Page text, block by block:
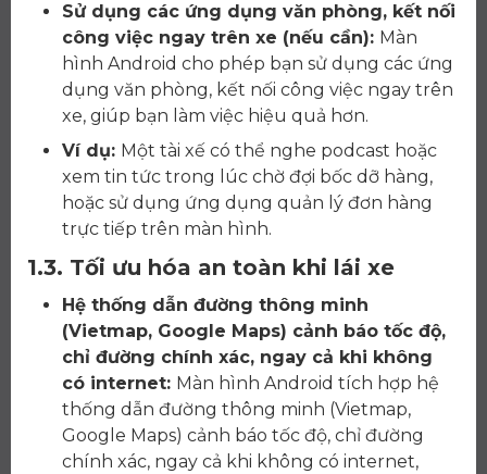
Sử dụng các ứng dụng văn phòng, kết nối
công việc ngay trên xe (nếu cần): Màn
hình Android cho phép bạn sử dụng các ứng
dụng văn phòng, kết nối công việc ngay trên
xe, giúp bạn làm việc hiệu quả hơn.
Ví dụ: Một tài xế có thể nghe podcast hoặc
xem tin tức trong lúc chờ đợi bốc dỡ hàng,
hoặc sử dụng ứng dụng quản lý đơn hàng
trực tiếp trên màn hình.
1.3. Tối ưu hóa an toàn khi lái xe
Hệ thống dẫn đường thông minh
(Vietmap, Google Maps) cảnh báo tốc độ,
chỉ đường chính xác, ngay cả khi không
có internet: Màn hình Android tích hợp hệ
thống dẫn đường thông minh (Vietmap,
Google Maps) cảnh báo tốc độ, chỉ đường
chính xác, ngay cả khi không có internet,